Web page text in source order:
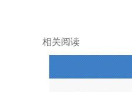
相关阅读